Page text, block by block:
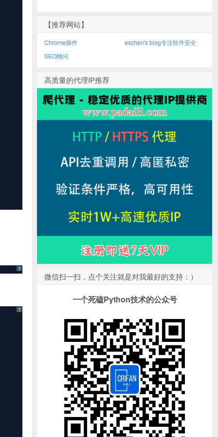
?
?
【推荐网站】
Chrome插件
exchen's blog专注软件安全
SEO顾问
高质量的代理IP推荐
微信扫一扫，点个关注就是对我最好的支持：）
一个死磕Python技术的公众号